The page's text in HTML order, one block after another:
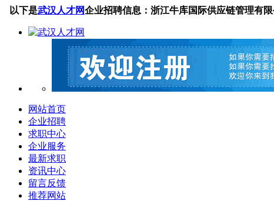
以下是武汉人才网企业招聘信息：浙江牛库国际供应链管理有
网站首页
企业招聘
求职中心
企业服务
最新求职
资讯中心
留言反馈
推荐网站